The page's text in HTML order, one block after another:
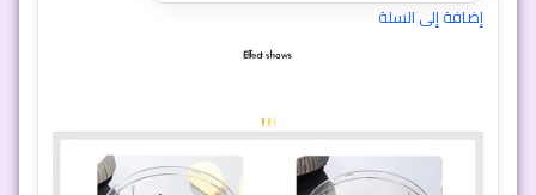
إضافة إلى السلة